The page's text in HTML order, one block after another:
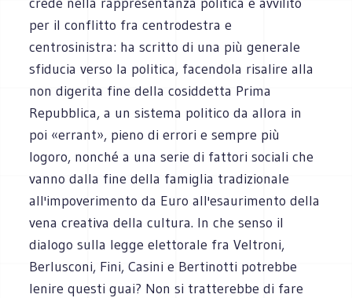
per il conflitto fra centrodestra e
centrosinistra: ha scritto di una più generale
sfiducia verso la politica, facendola risalire alla
non digerita fine della cosiddetta Prima
Repubblica, a un sistema politico da allora in
poi «errant», pieno di errori e sempre più
logoro, nonché a una serie di fattori sociali che
vanno dalla fine della famiglia tradizionale
all'impoverimento da Euro all'esaurimento della
vena creativa della cultura. In che senso il
dialogo sulla legge elettorale fra Veltroni,
Berlusconi, Fini, Casini e Bertinotti potrebbe
lenire questi guai? Non si tratterebbe di fare